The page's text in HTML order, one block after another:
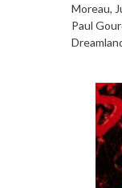
Moreau,
Paul